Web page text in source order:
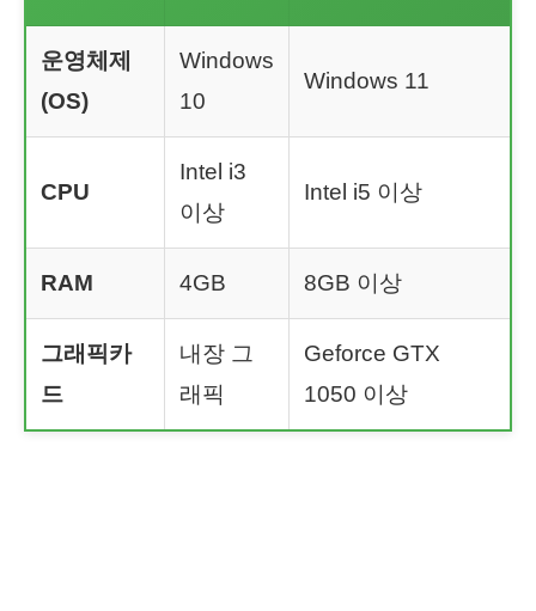
운영체제
(OS)
Windows
10
Windows 11
CPU
Intel i3
이상
Intel i5 이상
RAM 4GB 8GB 이상
그래픽카
드
내장 그
래픽
Geforce GTX
1050 이상